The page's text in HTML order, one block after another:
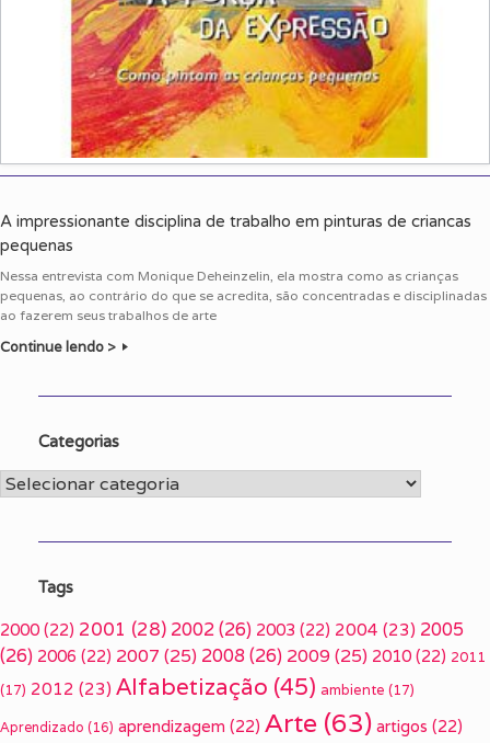
A impressionante disciplina de trabalho em pinturas de criancas
pequenas
Nessa entrevista com Monique Deheinzelin, ela mostra como as crianças
pequenas, ao contrário do que se acredita, são concentradas e disciplinadas
ao fazerem seus trabalhos de arte
Continue lendo >
Categorias
Categorias
Tags
2000 (22) 2001 (28) 2002(26) 2003 (22) 2004 (23) 2005
(26) 2006 (22) 2007 (25) 2008(26) 2009(25) 2010 (22) 2011
(17) 2012 (23) Alfabetização (45) ambiente (17)
Aprendizado (16) aprendizagem (22) Arte (63) artigos (22)